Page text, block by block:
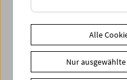
Alle
Nur